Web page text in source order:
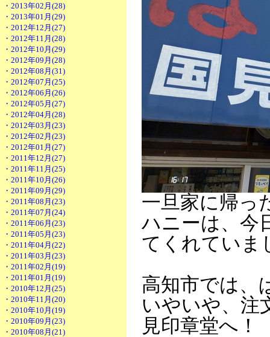
・2013年02月(28)
・2013年01月(29)
・2012年12月(27)
・2012年11月(28)
・2012年10月(29)
・2012年09月(28)
・2012年08月(31)
・2012年07月(25)
・2012年06月(26)
・2012年05月(27)
・2012年04月(28)
・2012年03月(23)
・2012年02月(23)
・2012年01月(27)
・2011年12月(27)
・2011年11月(25)
・2011年10月(26)
・2011年09月(29)
・2011年08月(23)
・2011年07月(24)
・2011年06月(23)
・2011年05月(23)
・2011年04月(22)
・2011年03月(23)
・2011年02月(19)
・2011年01月(19)
・2010年12月(25)
・2010年11月(20)
・2010年10月(19)
・2010年09月(23)
・2010年08月(21)
一旦家に帰っ
ハニーは、今
てくれていま
高知市では、
いやいや、注
見印章堂へ！